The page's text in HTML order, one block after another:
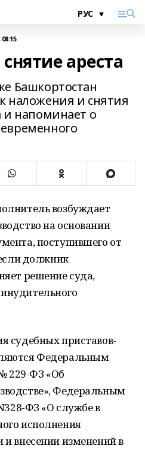
ареста
Башкортостан
наложения и снятия
и напоминает о
возбуждает
на основании
поступившего от
должник
решение суда,
судебных приставов-
Федеральным
229-ФЗ «Об
Федеральным
ФЗ «О службе в
исполнения
внесении изменений в